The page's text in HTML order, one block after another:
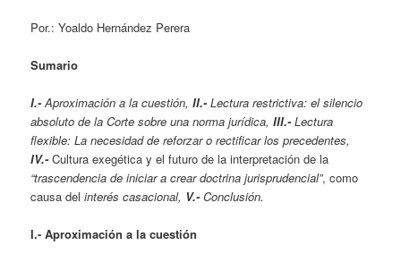
Por.: Yoaldo Hernández Perera
Sumario
I.-Aproximación a la cuestión,II.-Lectura restrictiva: el silencio
absoluto de la Corte sobre una norma jurídica,III.-Lectura
flexible: La necesidad de reforzar o rectificar los precedentes,
IV.- Cultura exegética y el futuro de la interpretación de la
“trascendencia de iniciar a crear doctrina jurisprudencial”, como
causa delinterés casacional, V.-Conclusión.
I.- Aproximación a la cuestión